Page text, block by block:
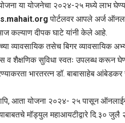
या योजनेचा २०२४-२५ मध्ये लाभ
पोर्टलवर आपले अर्ज
कल्याण दीपक घाटे यांनी केले आहे.
व्यावसायिक तसेच बिगर व्यावसायिक
व शैक्षणिक सुविधा स्वतः उपलब्ध करून
भारतरत्न डॉ. बाबासाहेब आंबेडकर
आता योजना २०२४- २५ पासून
मॉड्युल महाआयटीद्वारे दि.३० जुलै